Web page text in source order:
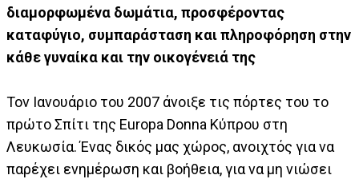
διαμορφωμένα δωμάτια, προσφέροντας
καταφύγιο, συμπαράσταση και πληροφόρηση στην
κάθε γυναίκα και την οικογένειά της
Τον Ιανουάριο του 2007 άνοιξε τις πόρτες του το
πρώτο Σπίτι της Europa Donna Κύπρου στη
Λευκωσία. Ένας δικός μας χώρος, ανοιχτός για να
παρέχει ενημέρωση και βοήθεια, για να μη νιώσει